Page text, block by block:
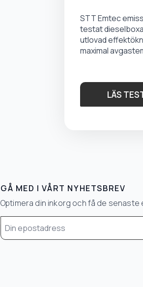
STT Emtec
testat
utlovad
maximal
LÄS
GÅ MED I VÅRT NYHETSBREV
Optimera din inkorg och få de
Email
*